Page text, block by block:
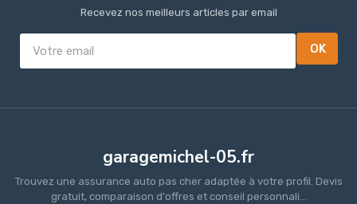
Recevez nos meilleurs articles par email
OK
garagemichel-05.fr
Trouvez une assurance auto pas cher adaptée à votre profil. Devis
gratuit, comparaison d'offres et conseil personnali...